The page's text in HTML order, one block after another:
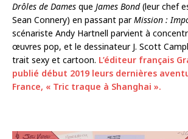
Drôles de Dames que James Bond(leur chef
Sean Connery) en passant parMission :
scénariste Andy Hartnell parvient à
œuvres pop, et le dessinateur J. Scott
trait sexy et cartoon. L’éditeur français
publié début 2019 leurs dernières
France, « Tric traque à Shanghai ».